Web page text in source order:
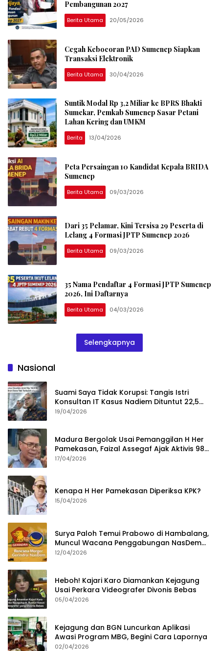
Pembangunan 2027
Berita Utama 20/05/2026
Cegah Kebocoran PAD Sumenep Siapkan
Transaksi Elektronik
Berita Utama 30/04/2026
Suntik Modal Rp 3,2 Miliar ke BPRS Bhakti
Sumekar, Pemkab Sumenep Sasar Petani
Lahan Kering dan UMKM
Berita 13/04/2026
Peta Persaingan 10 Kandidat Kepala BRIDA
Sumenep
Berita Utama 09/03/2026
Dari 35 Pelamar, Kini Tersisa 29 Peserta di
Lelang 4 Formasi JPTP Sumenep 2026
Berita Utama 09/03/2026
35 Nama Pendaftar 4 Formasi JPTP Sumenep
2026, Ini Daftarnya
Berita Utama 04/03/2026
Selengkapnya
Nasional
Suami Saya Tidak Korupsi: Tangis Istri
Konsultan IT Kasus Nadiem Dituntut 22,5
Tahun
19/04/2026
Madura Bergolak Usai Pemanggilan H Her
Pamekasan, Faizal Assegaf Ajak Aktivis 98
Bongkar Permainan KPK
17/04/2026
Kenapa H Her Pamekasan Diperiksa KPK?
15/04/2026
Surya Paloh Temui Prabowo di Hambalang,
Muncul Wacana Penggabungan NasDem
dan Gerindra
12/04/2026
Heboh! Kajari Karo Diamankan Kejagung
Usai Perkara Videografer Divonis Bebas
05/04/2026
Kejagung dan BGN Luncurkan Aplikasi
Awasi Program MBG, Begini Cara Lapornya
02/04/2026